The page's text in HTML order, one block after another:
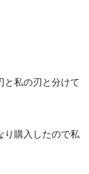
と私の刃と分けて
り購入したので私